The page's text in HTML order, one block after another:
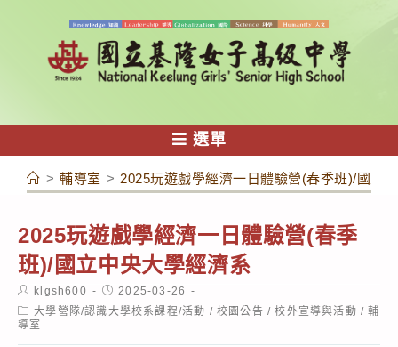
容
選單
> 輔導室 > 2025玩遊戲學經濟一日體驗營(春季班)/國立
2025玩遊戲學經濟一日體驗營(春季
班)/國立中央大學經濟系
Post
author:
klgsh600
Post
published:
2025-03-26
Post
category:
大學營隊/認識大學校系課程/活動 / 校園公告 / 校外宣導與活動 / 輔
導室